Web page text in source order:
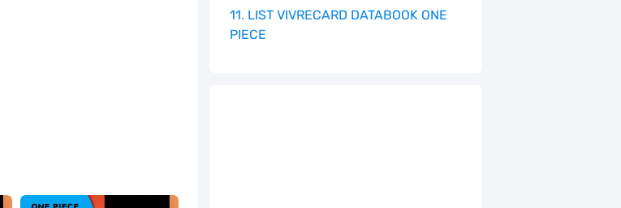
11. LIST VIVRECARD DATABOOK ONE
PIECE